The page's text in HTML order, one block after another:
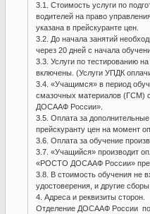
3.1. Стоимость услуги по
водителей на право
указана в прейскуранте цен.
3.2. До начала занятий
через 20 дней с начала
3.3. Услуги по тестированию
включены. (Услуги УПДК
3.4. «Учащимся» в период
смазочных материалов (ГСМ)
ДОСААФ России».
3.5. Оплата за
прейскуранту цен на момент
3.6. Оплата за обучение
3.7. «Учащийся» производит
«РОСТО ДОСААФ России»
3.8. В стоимость обучения не
удостоверения, и другие
4. Адреса и реквизиты сторон.
Отделение ДОСААФ России по